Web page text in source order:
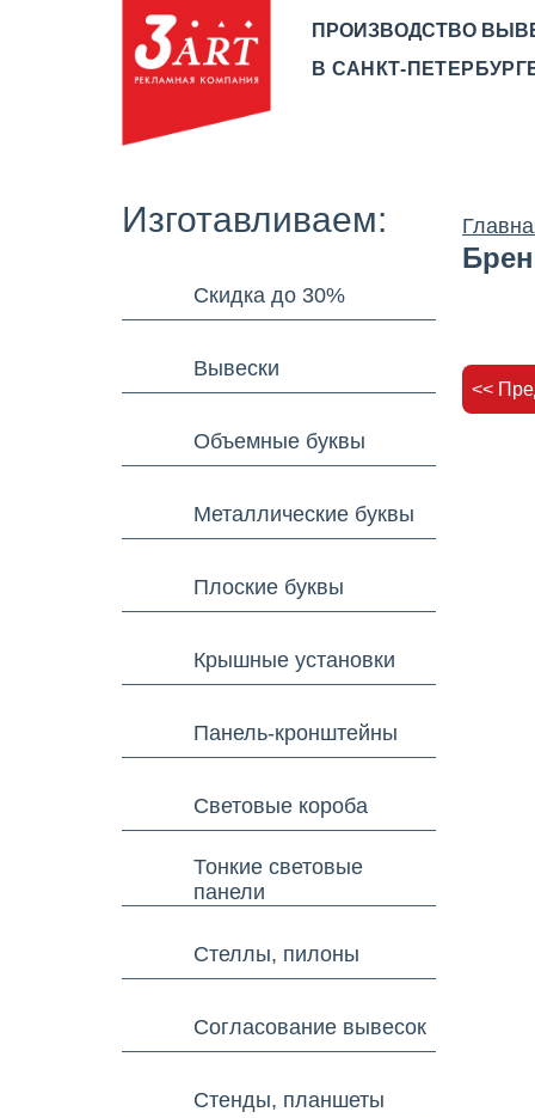
ПРОИЗВОДСТВО
В САНКТ-
Изготавливаем:
Скидка до 30%
Вывески
Объемные буквы
Металлические буквы
Плоские буквы
Крышные установки
Панель-кронштейны
Световые короба
Тонкие световые
панели
Стеллы, пилоны
Согласование вывесок
Стенды, планшеты
<<